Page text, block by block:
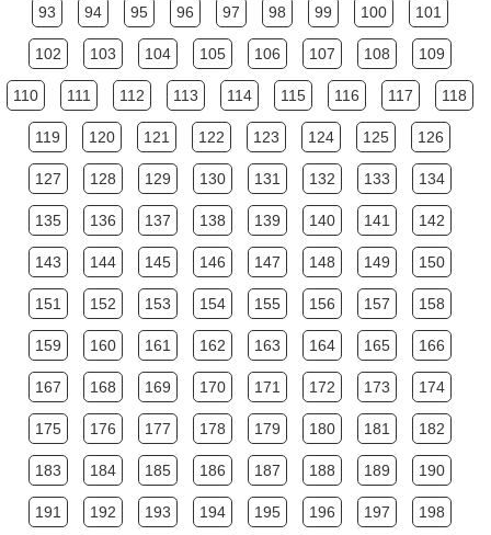
93 94 95 96 97 98 99 100 101
102 103 104 105 106 107 108 109
110 111 112 113 114 115 116 117 118
119 120 121 122 123 124 125 126
127 128 129 130 131 132 133 134
135 136 137 138 139 140 141 142
143 144 145 146 147 148 149 150
151 152 153 154 155 156 157 158
159 160 161 162 163 164 165 166
167 168 169 170 171 172 173 174
175 176 177 178 179 180 181 182
183 184 185 186 187 188 189 190
191 192 193 194 195 196 197 198